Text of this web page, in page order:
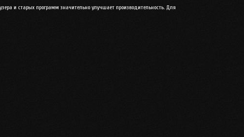
и старых программ значительно улучшает производительность. Для